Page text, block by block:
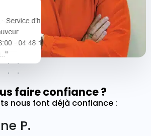
faire confiance ?
nous font déjà confiance :
P.